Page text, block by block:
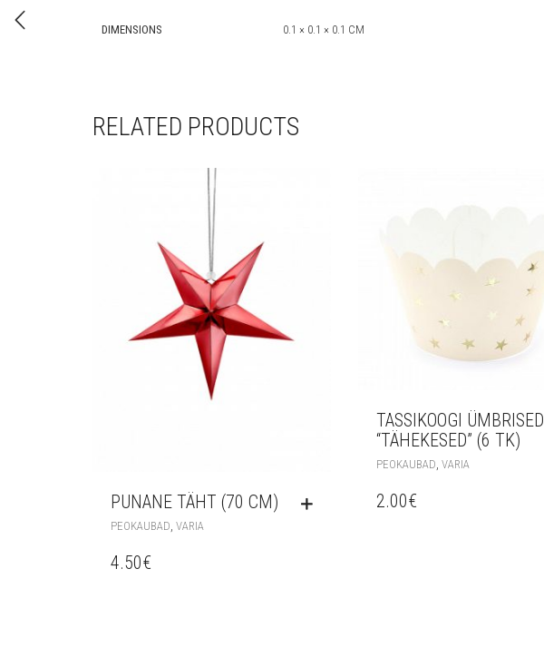
DIMENSIONS 0.1 × 0.1 × 0.1 CM
RELATED PRODUCTS
PUNANE TÄHT (70 CM)
PEOKAUBAD, VARIA
4.50€
TASSIKOOGI ÜMBRISED
“TÄHEKESED” (6 TK)
PEOKAUBAD VARIA
2.00€